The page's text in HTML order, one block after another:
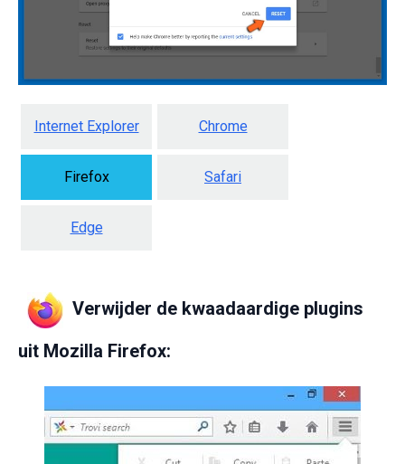
Internet Explorer Chrome
Firefox Safari
Edge
Verwijder de kwaadaardige plugins
uit Mozilla Firefox: